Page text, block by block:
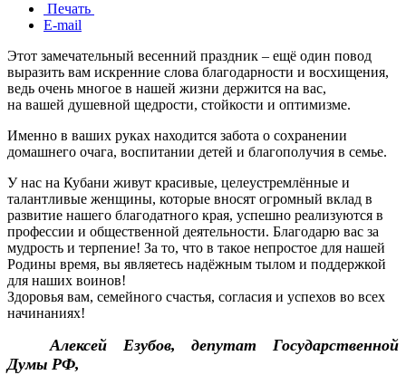
Печать
E-mail
Этот замечательный весенний праздник – ещё один повод
выразить вам искренние слова благодарности и восхищения,
ведь очень многое в нашей жизни держится на вас,
на вашей душевной щедрости, стойкости и оптимизме.
Именно в ваших руках находится забота о сохранении
домашнего очага, воспитании детей и благополучия в семье.
У нас на Кубани живут красивые, целеустремлённые и
талантливые женщины, которые вносят огромный вклад в
развитие нашего благодатного края, успешно реализуются в
профессии и общественной деятельности. Благодарю вас за
мудрость и терпение! За то, что в такое непростое для нашей
Родины время, вы являетесь надёжным тылом и поддержкой
для наших воинов!
Здоровья вам, семейного счастья, согласия и успехов во всех
начинаниях!
Алексей Езубов, депутат Государственной
Думы РФ,